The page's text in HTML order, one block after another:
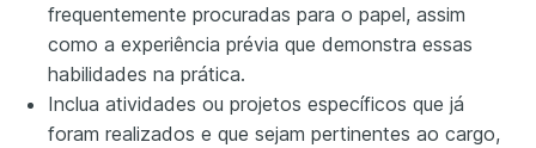
frequentemente procuradas para o papel, assim
como a experiência prévia que demonstra essas
habilidades na prática.
Inclua atividades ou projetos específicos que já
foram realizados e que sejam pertinentes ao cargo,